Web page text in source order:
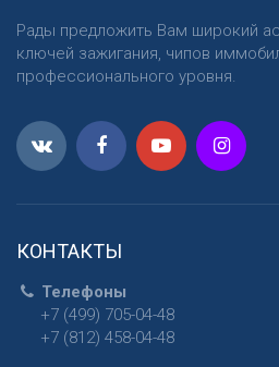
Рады предложить Вам широкий
ключей зажигания, чипов
профессионального уровня.
КОНТАКТЫ
Телефоны
+7 (499) 705-04-48
+7 (812) 458-04-48